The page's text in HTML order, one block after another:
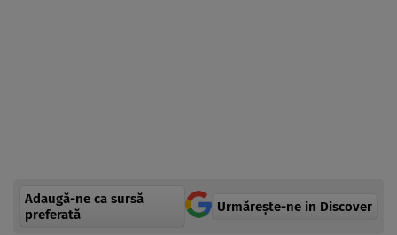
Adaugă-ne ca sursă
preferată
Urmărește-ne in Discover